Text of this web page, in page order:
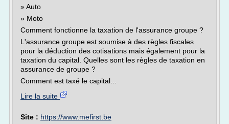
» Auto
» Moto
Comment fonctionne la taxation de l'assurance groupe ?
L'assurance groupe est soumise à des règles fiscales
pour la déduction des cotisations mais également pour la
taxation du capital. Quelles sont les règles de taxation en
assurance de groupe ?
Comment est taxé le capital...
Lire la suite
Site : https://www.mefirst.be